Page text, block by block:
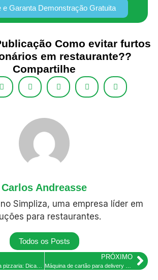
e Garanta Demonstração Gratuita
Como evitar furtos
em restaurante??
Compartilhe
Carlos Andreasse
Simpliza, uma empresa líder em
para restaurantes.
Todos os Posts
PRÓXIMO